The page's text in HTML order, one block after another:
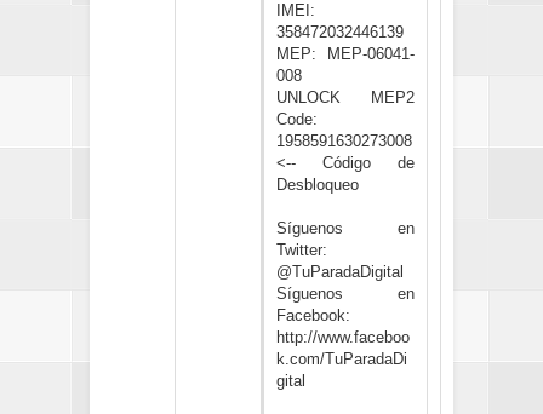
IMEI:
358472032446139
MEP: MEP-06041-
008
UNLOCK MEP2
Code:
1958591630273008
<-- Código de
Desbloqueo
Síguenos en
Twitter:
@TuParadaDigital
Síguenos en
Facebook:
http://www.faceboo
k.com/TuParadaDi
gital